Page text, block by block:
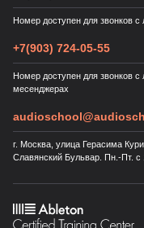
Номер доступен для звонков
+7(903) 724-05-55
Номер доступен для звонков
месенджерах
г. Москва, улица Герасима
Славянский Бульвар. Пн.-Пт. с